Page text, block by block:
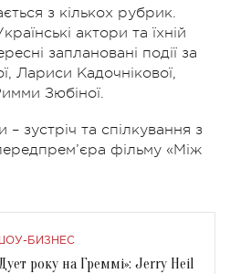
з кількох рубрик.
актори та їхній
заплановані події за
Лариси Кадочнікової,
Зюбіної.
зустріч та спілкування з
фільму «Між
БИЗНЕС
року на Греммі»: Jerry Heil